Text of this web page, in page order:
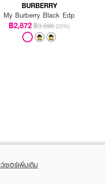
BURBERRY
My Burberry Black Edp
฿2,872฿3,590 (20%)
เซอร์เพิ่มเติม